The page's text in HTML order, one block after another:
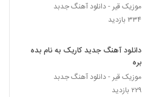
موزیک قیر - دانلود آهنگ جدبد
۳۳۴ بازدید
دانلود آهنگ جدید کاریک به نام بده
بره
موزیک قیر - دانلود آهنگ جدبد
۲۲۹ بازدید